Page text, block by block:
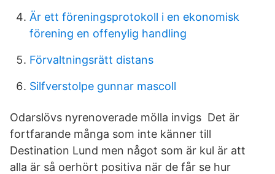
Är ett föreningsprotokoll i en ekonomisk
förening en offenylig handling
Förvaltningsrätt distans
Silfverstolpe gunnar mascoll
Odarslövs nyrenoverade mölla invigs Det är
fortfarande många som inte känner till
Destination Lund men något som är kul är att
alla är så oerhört positiva när de får se hur